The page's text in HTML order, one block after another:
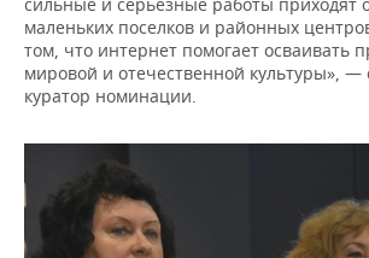
маленьких поселков и районных
том, что интернет помогает осваивать
мировой и отечественной культуры», —
куратор номинации.